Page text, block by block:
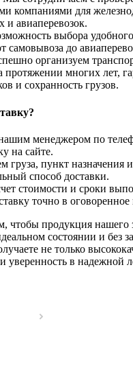
компаниями для
и авиаперевозок.
выбора
самовывоза до
организуем
протяжении многих лет,
и сохранность грузов.
менеджером по
на сайте.
груза, пункт назначения и
способ доставки.
стоимости и сроки
точно в оговоренное
чтобы продукция нашего
состоянии и без
не только
уверенность в надежной